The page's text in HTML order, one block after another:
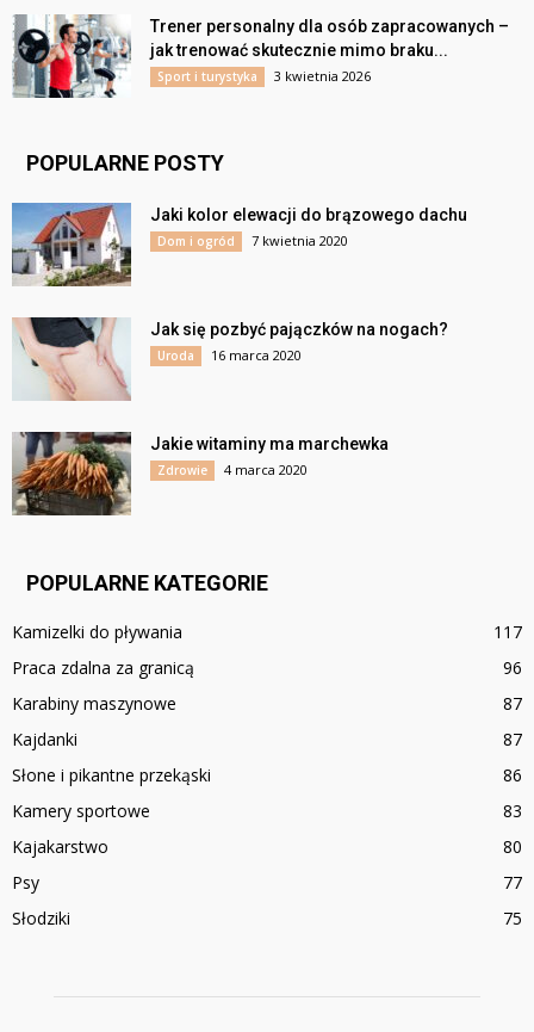
Trener personalny dla osób zapracowanych –
jak trenować skutecznie mimo braku...
Sport i turystyka 3 kwietnia 2026
POPULARNE POSTY
Jaki kolor elewacji do brązowego dachu
Dom i ogród 7 kwietnia 2020
Jak się pozbyć pajączków na nogach?
Uroda 16 marca 2020
Jakie witaminy ma marchewka
Zdrowie 4 marca 2020
POPULARNE KATEGORIE
Kamizelki do pływania
117
Praca zdalna za granicą
96
Karabiny maszynowe
87
Kajdanki
87
Słone i pikantne przekąski
86
Kamery sportowe
83
Kajakarstwo
80
Psy
77
Słodziki
75